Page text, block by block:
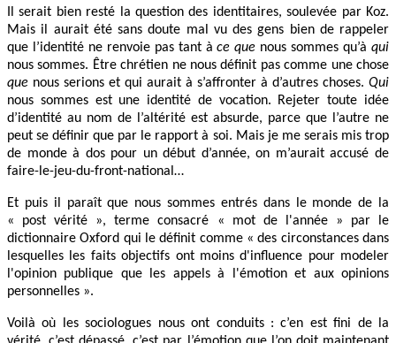
Il serait bien resté la question des identitaires, soulevée par Koz.
Mais il aurait été sans doute mal vu des gens bien de rappeler
que l’identité ne renvoie pas tant àce que nous sommes qu’àqui
nous sommes. Être chrétien ne nous définit pas comme une chose
que nous serions et qui aurait à s’affronter à d’autres choses. Qui
nous sommes est une identité de vocation. Rejeter toute idée
d’identité au nom de l’altérité est absurde, parce que l’autre ne
peut se définir que par le rapport à soi. Mais je me serais mis trop
de monde à dos pour un début d’année, on m’aurait accusé de
faire-le-jeu-du-front-national…
Et puis il paraît que nous sommes entrés dans le monde de la
« post vérité », terme consacré « mot de l'année » par le
dictionnaire Oxford qui le définit comme « des circonstances dans
lesquelles les faits objectifs ont moins d'influence pour modeler
l'opinion publique que les appels à l'émotion et aux opinions
personnelles ».
Voilà où les sociologues nous ont conduits : c’en est fini de la